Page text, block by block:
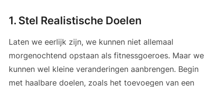
1. Stel Realistische Doelen
Laten we eerlijk zijn, we kunnen niet allemaal
morgenochtend opstaan als fitnessgoeroes. Maar we
kunnen wel kleine veranderingen aanbrengen. Begin
met haalbare doelen, zoals het toevoegen van een